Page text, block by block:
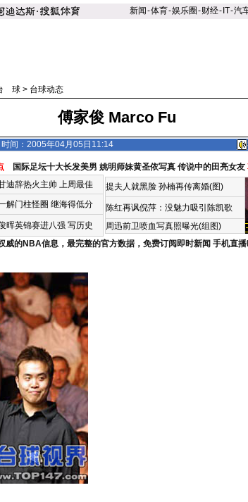
新闻-体育-娱乐圈 -财经- IT-汽
球 > 台球动态
傅家俊 Marco Fu
时间：2005年04月05日11:14
国际足坛十大长发美男 姚明师妹黄圣依写真 传说中的田亮女友
迪辞热火主帅 上周最佳
解门柱怪圈 继海得低分
晖英锦赛进八强 写历史
提夫人就黑脸 孙楠再传离婚(图)
陈红再讽倪萍：没魅力吸引陈凯歌
周迅前卫喷血写真照曝光(组图)
威的NBA信息，最完整的官方数据，免费订阅即时新闻 手机直